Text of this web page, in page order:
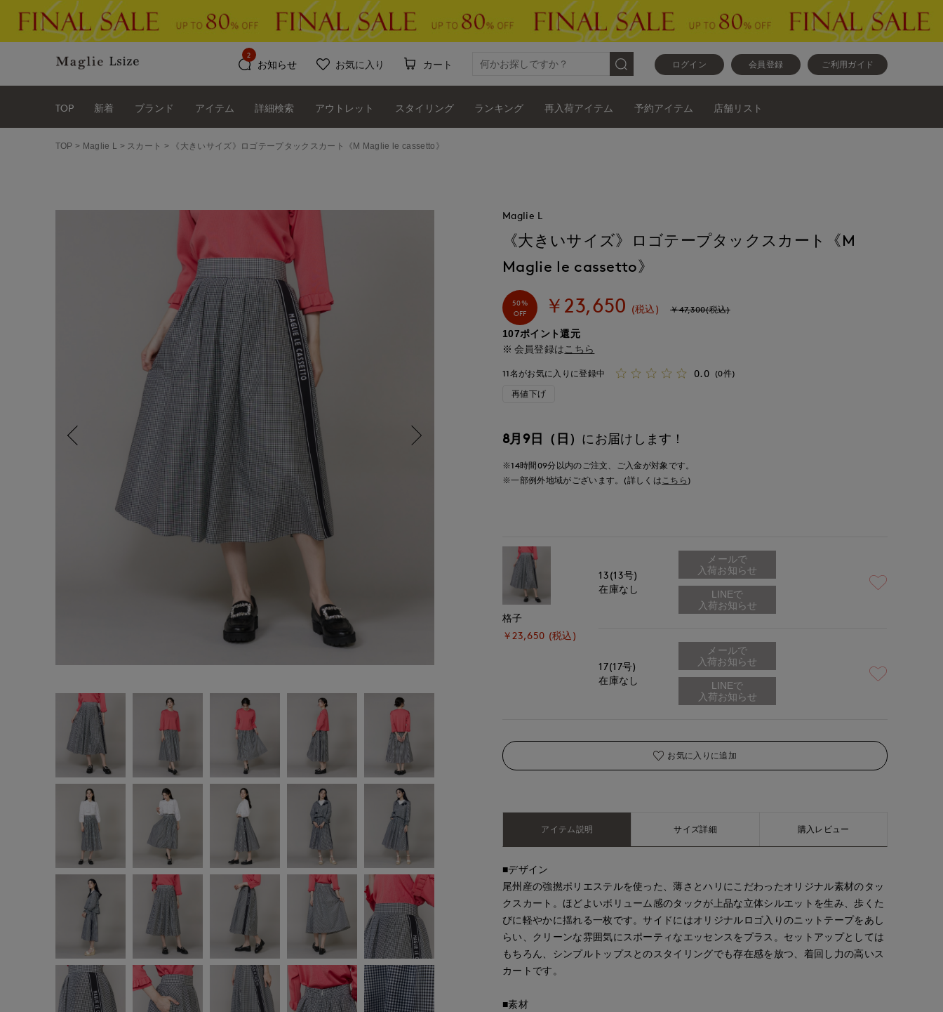
ログイン 会員登録 ご利用ガイド
お知らせ
2
お気に入り カート
TOP 新着 ブランド アイテム 詳細検索 アウトレット スタイリング ランキング 再入荷アイテム 予約アイテム 店舗リスト
TOP Maglie L スカート 《大きいサイズ》ロゴテープタックスカート《M Maglie le cassetto》
Maglie L
《大きいサイズ》ロゴテープタックスカート《M
Maglie le cassetto》
50%
OFF
￥23,650 (税込) ￥47,300(税込)
107ポイント還元
会員登録は こちら
11名がお気に入りに登録中 0.0 (0件)
再値下げ
8月9日（日） にお届けします！
※14時間09分以内のご注文、ご入金が対象です。
※一部例外地域がございます。(詳しくはこちら )
格子
￥23,650 (税込)
13(13号)
在庫なし
メールで
入荷お知らせ
17(17号)
在庫なし
メールで
入荷お知らせ
お気に入りに追加
アイテム説明 サイズ詳細 購入レビュー
■デザイン
尾州産の強撚ポリエステルを使った、薄さとハリにこだわったオリジナル素材のタッ
クスカート。ほどよいボリューム感のタックが上品な立体シルエットを生み、歩くた
びに軽やかに揺れる一枚です。サイドにはオリジナルロゴ入りのニットテープをあし
らい、クリーンな雰囲気にスポーティなエッセンスをプラス。セットアップとしては
もちろん、シンプルトップスとのスタイリングでも存在感を放つ、着回し力の高いス
カートです。
■素材